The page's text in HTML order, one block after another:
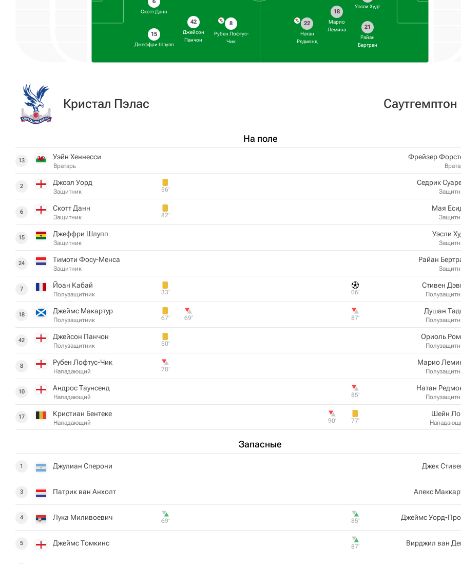
Скотт Данн
15
Джеффри Шлупп
42
Джейсон
Панчон
8
Рубен Лофтус-
Чик
Уэсли Худт
21
Райан
Бертран
18
Марио
Лемина
22
Натан
Редмонд
Кристал Пэлас
На поле
13 Уэйн Хеннесси
Вратарь
2 Джоэл Уорд
Защитник 56‎’‎
6 Скотт Данн
Защитник 82‎’‎
15 Джеффри Шлупп
Защитник
24 Тимоти Фосу-Менса
Защитник
7 Йоан Кабай
Полузащитник 33‎’‎
18 Джеймс Макартур
Полузащитник 67‎’‎ 69‎’‎
42 Джейсон Панчон
Полузащитник 50‎’‎
8 Рубен Лофтус-Чик
Нападающий 78‎’‎
10 Андрос Таунсенд
Нападающий
17 Кристиан Бентеке
Нападающий
Запасные
1 Джулиан Сперони
3 Патрик ван Анхолт
4 Лука Миливоевич 69‎’‎
5 Джеймс Томкинс
Саутгемптон
Фрейзер
Седрик
Мая
Уэсли
Райан
Стивен
06‎’‎
Душан
87‎’‎
Ориоль
Марио
Натан
85‎’‎
Шейн
77‎’‎
90‎’‎
Джек
Алекс
Джеймс Уорд-
85‎’‎
Вирджил ван
87‎’‎